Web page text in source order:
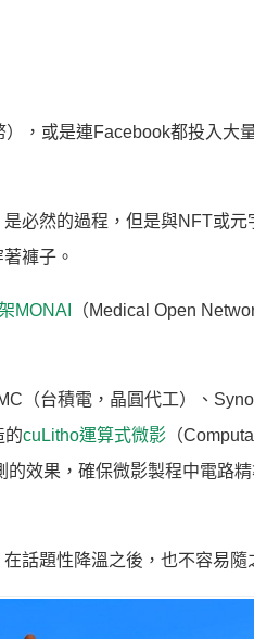
），或是連Facebook都投入大
必然的過程，但是與NFT或
褲子。
MONAI
（Medical Open
（台積電，晶圓代工）、
的cuLitho運算式微影 （
效果，確保微影製程中電路
話題性降溫之後，也不容易隨